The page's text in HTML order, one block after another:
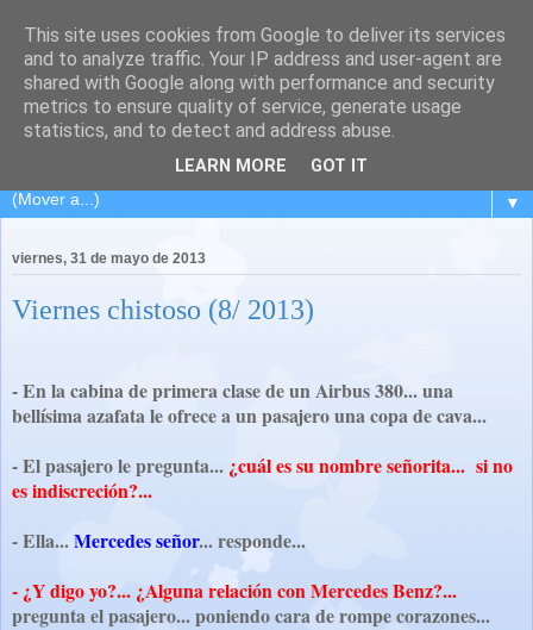
El Carpintero Travieso
Viaje de ida y vuelta a L´Hospitalet... pasando por la isla de
los volcanes... Lanzarote.
▼
viernes, 31 de mayo de 2013
Viernes chistoso (8/ 2013)
- En la cabina de primera clase de un Airbus 380... una
bellísima azafata le ofrece a un pasajero una copa de cava...
- El pasajero le pregunta... ¿cuál es su nombre señorita... si no
es indiscreción?...
- Ella...Mercedes señor... responde...
- ¿Y digo yo?... ¿Alguna relación con Mercedes Benz?...
pregunta el pasajero... poniendo cara de rompe corazones...
This site uses cookies from Google to deliver its services
and to analyze traffic. Your IP address and user-agent are
shared with Google along with performance and security
metrics to ensure quality of service, generate usage
statistics, and to detect and address abuse.
LEARN MORE GOT IT